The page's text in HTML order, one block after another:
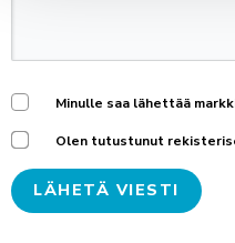
Minulle saa lähettää
Olen tutustunut